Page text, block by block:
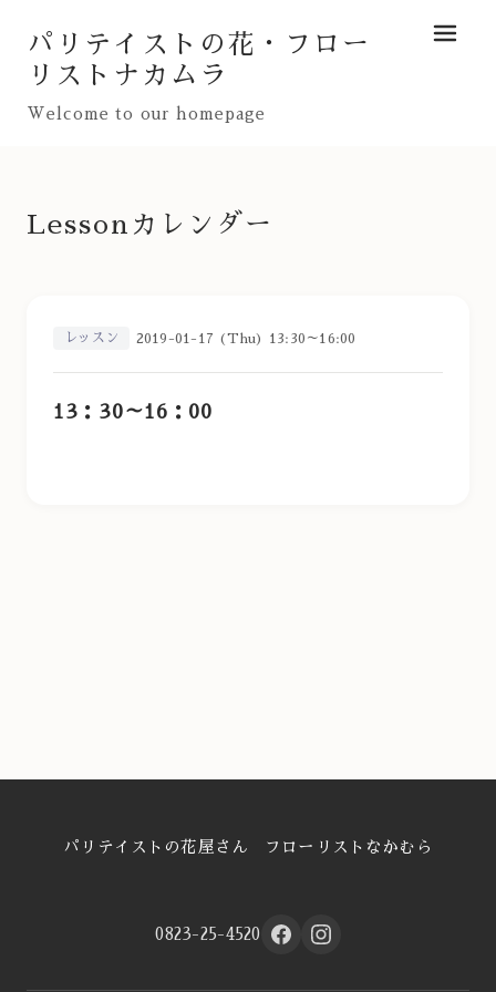
パリテイストの花・フロー
リストナカムラ
Welcome to our homepage
メニュ
Lessonカレンダー
レッスン 2019-01-17 (Thu) 13:30～16:00
13：30～16：00
パリテイストの花屋さん フローリストなかむら
0823-25-4520